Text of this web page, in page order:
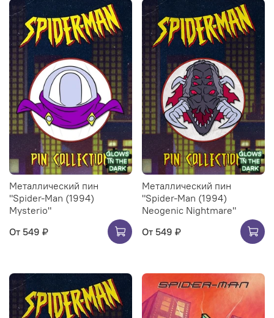
Металлический пин
"Spider-Man (1994)
Mysterio"
От 549 ₽
Металлический пин
"Spider-Man (1994)
Neogenic Nightmare"
От 549 ₽